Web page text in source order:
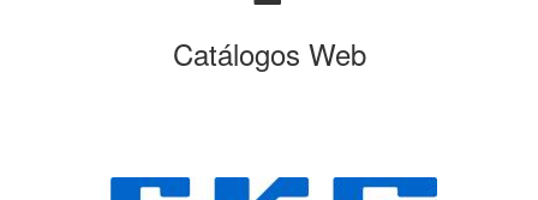
Catálogos Web